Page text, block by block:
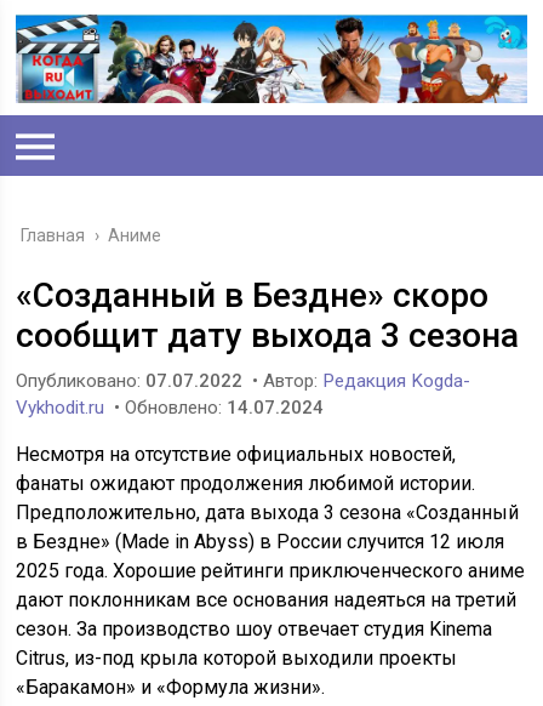
Главная › Аниме
«Созданный в Бездне» скоро
сообщит дату выхода 3 сезона
Опубликовано: 07.07.2022 • Автор: Редакция Kogda-
Vykhodit.ru • Обновлено: 14.07.2024
Несмотря на отсутствие официальных новостей,
фанаты ожидают продолжения любимой истории.
Предположительно, дата выхода 3 сезона «Созданный
в Бездне» (Made in Abyss) в России случится 12 июля
2025 года. Хорошие рейтинги приключенческого аниме
дают поклонникам все основания надеяться на третий
сезон. За производство шоу отвечает студия Kinema
Citrus, из-под крыла которой выходили проекты
«Баракамон» и «Формула жизни».